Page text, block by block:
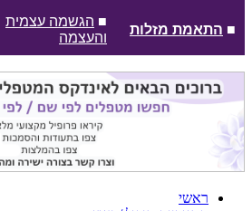
■ התאמת מזלות
■ הגשמה עצמית
והעצמה
ראשי